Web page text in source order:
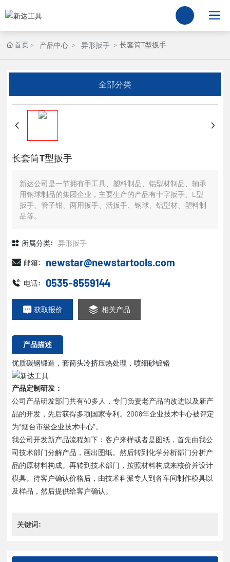
首页 产品中心 异形扳手 长套筒T型扳手
全部分类
长套筒T型扳手
新达公司是一节拥有手工具、塑料制品、铝型材制品、轴承
用钢球制品的集团企业，主要生产的产品有十字扳手、L型
扳手、管子钳、两用扳手、活扳手、钢球、铝型材、塑料制
品等。
所属分类: 异形扳手
邮箱: newstar@newstartools.com
电话: 0535-8559144
获取报价 相关产品
产品描述
优质碳钢锻造，套筒头冷挤压热处理，喷细砂镀铬
产品定制研发：
公司产品研发部门共有40多人，专门负责老产品的改进以及新产
品的开发，先后获得多项国家专利。2008年企业技术中心被评定
为“烟台市级企业技术中心”。
我公司开发新产品流程如下：客户来样或者是图纸，首先由我公
司技术部门分解产品，画出图纸。然后转到化学分析部门分析产
品的原材料构成。再转到技术部门，按照材料构成来核价并设计
模具。待客户确认价格后，由技术科派专人到各车间制作模具以
及样品，然后提供给客户确认。
关键词: